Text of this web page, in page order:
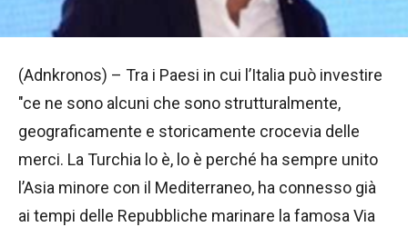
(Adnkronos) – Tra i Paesi in cui l’Italia può investire
"ce ne sono alcuni che sono strutturalmente,
geograficamente e storicamente crocevia delle
merci. La Turchia lo è, lo è perché ha sempre unito
l’Asia minore con il Mediterraneo, ha connesso già
ai tempi delle Repubbliche marinare la famosa Via